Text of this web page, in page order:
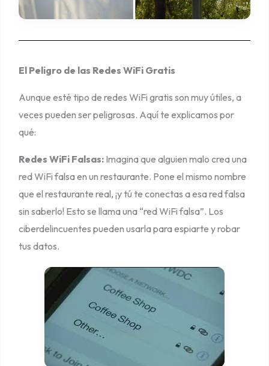
El Peligro de las Redes WiFi Gratis
Aunque esté tipo de redes WiFi gratis son muy útiles, a
veces pueden ser peligrosas. Aquí te explicamos por
qué:
Redes WiFi Falsas: Imagina que alguien malo crea una
red WiFi falsa en un restaurante. Pone el mismo nombre
que el restaurante real, ¡y tú te conectas a esa red falsa
sin saberlo! Esto se llama una “red WiFi falsa”. Los
ciberdelincuentes pueden usarla para espiarte y robar
tus datos.